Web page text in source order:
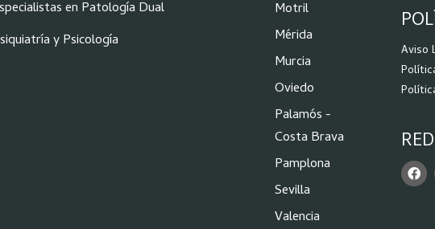
en Patología Dual
y Psicología
Motril
Mérida
Murcia
Oviedo
Palamós -
Costa Brava
Pamplona
Sevilla
Valencia
Aviso